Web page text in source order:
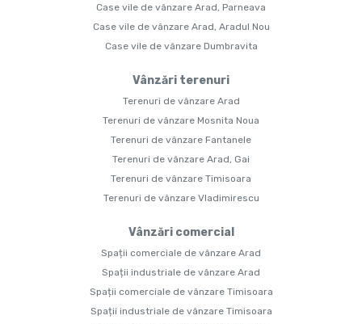
Case vile de vânzare Arad, Parneava
Case vile de vânzare Arad, Aradul Nou
Case vile de vânzare Dumbravita
Vânzări terenuri
Terenuri de vânzare Arad
Terenuri de vânzare Mosnita Noua
Terenuri de vânzare Fantanele
Terenuri de vânzare Arad, Gai
Terenuri de vânzare Timisoara
Terenuri de vânzare Vladimirescu
Vânzări comercial
Spații comerciale de vânzare Arad
Spații industriale de vânzare Arad
Spații comerciale de vânzare Timisoara
Spații industriale de vânzare Timisoara